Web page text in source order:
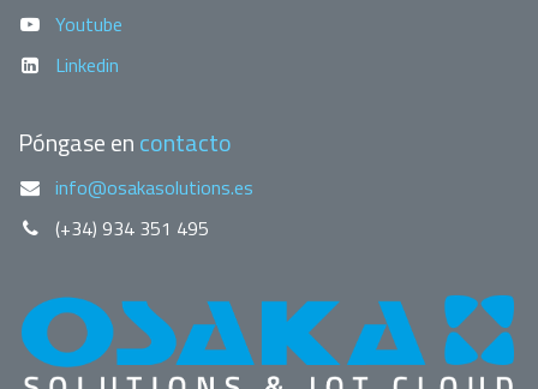
Youtube
Linkedin
Póngase encontacto
info@osakasolutions.es
(+34) 934 351 495